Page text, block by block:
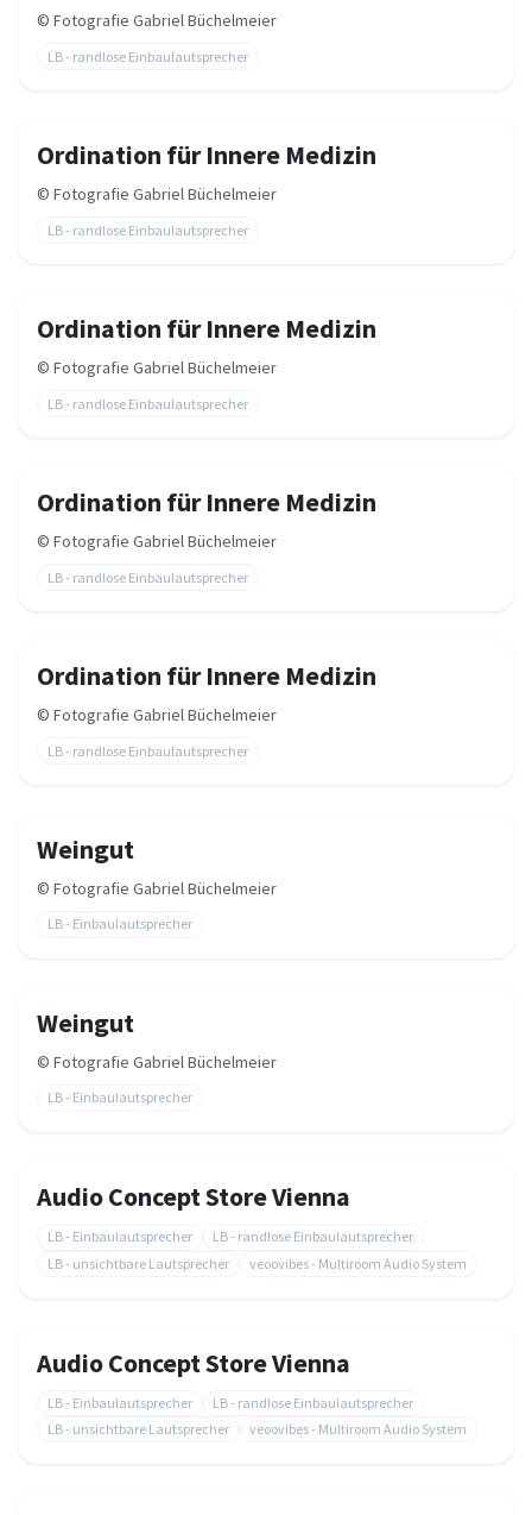
© Fotografie Gabriel Büchelmeier
LB - randlose Einbaulautsprecher
Ordination für Innere Medizin
© Fotografie Gabriel Büchelmeier
LB - randlose Einbaulautsprecher
Ordination für Innere Medizin
© Fotografie Gabriel Büchelmeier
LB - randlose Einbaulautsprecher
Ordination für Innere Medizin
© Fotografie Gabriel Büchelmeier
LB - randlose Einbaulautsprecher
Ordination für Innere Medizin
© Fotografie Gabriel Büchelmeier
LB - randlose Einbaulautsprecher
Weingut
© Fotografie Gabriel Büchelmeier
LB - Einbaulautsprecher
Weingut
© Fotografie Gabriel Büchelmeier
LB - Einbaulautsprecher
Audio Concept Store Vienna
LB - Einbaulautsprecher
LB - randlose Einbaulautsprecher
LB - unsichtbare Lautsprecher
veoovibes - Multiroom Audio System
Audio Concept Store Vienna
LB - Einbaulautsprecher
LB - randlose Einbaulautsprecher
LB - unsichtbare Lautsprecher
veoovibes - Multiroom Audio System